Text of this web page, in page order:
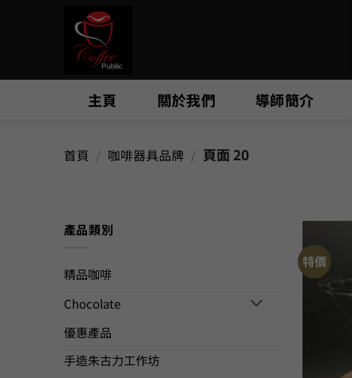
主頁 關於我們 導師簡介
首頁 / 咖啡器具品牌 / 頁面 20
產品類別
精品咖啡
Chocolate
優惠產品
手造朱古力工作坊
特價